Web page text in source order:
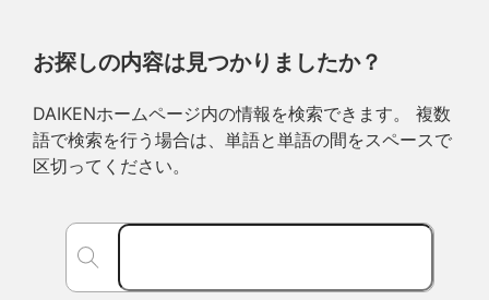
お探しの内容は見つかりましたか？
DAIKENホームページ内の情報を検索できます。 複数
語で検索を行う場合は、単語と単語の間をスペースで
区切ってください。